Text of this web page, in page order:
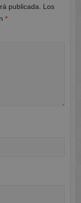
publicada.
Los
*